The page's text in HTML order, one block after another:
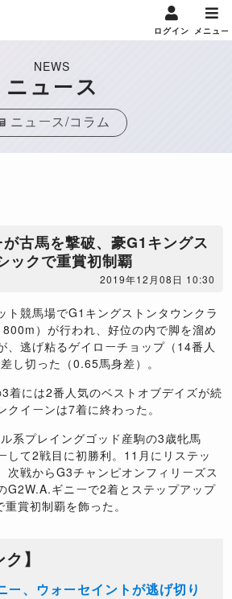
ログイン メニュー
NEWS
ニュース
ニュース/コラム
古馬を撃破、豪G1キングス
ックで重賞初制覇
2019年12月08日 10:30
競馬場でG1キングストンタウンクラ
）が行われ、好位の内で脚を溜め
、逃げ粘るゲイローチョップ（14番人
し切った（0.65馬身差）。
には2番人気のベストオブデイズが続
イーンは7着に終わった。
系プレイングゴッド産駒の3歳牝馬
して2戦目に初勝利。11月にリステッ
次戦からG3チャンピオンフィリーズス
G2W.A.ギニーで2着とステップアップ
賞初制覇を飾った。
】
ー、ウォーセイントが逃げ切り